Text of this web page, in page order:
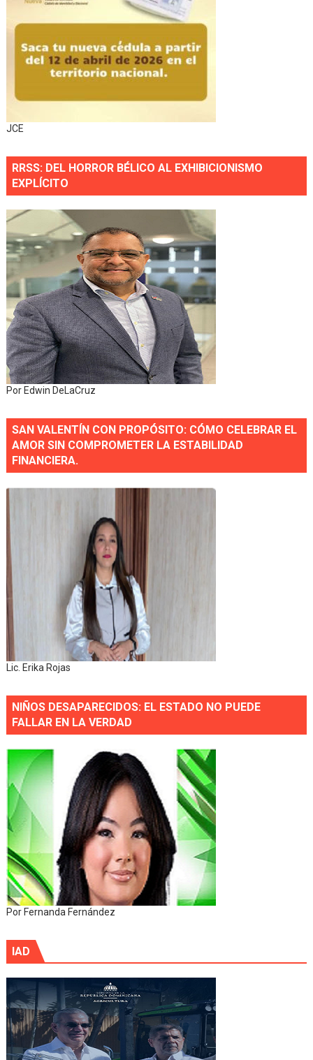
JCE
RRSS: DEL HORROR BÉLICO AL EXHIBICIONISMO
EXPLÍCITO
Por Edwin DeLaCruz
SAN VALENTÍN CON PROPÓSITO: CÓMO CELEBRAR EL
AMOR SIN COMPROMETER LA ESTABILIDAD
FINANCIERA.
Lic. Erika Rojas
NIÑOS DESAPARECIDOS: EL ESTADO NO PUEDE
FALLAR EN LA VERDAD
Por Fernanda Fernández
IAD